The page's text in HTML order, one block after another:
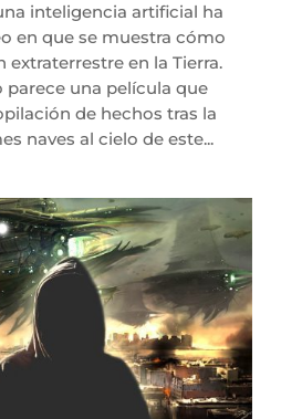
inteligencia artificial ha
en que se muestra cómo
extraterrestre en la Tierra.
parece una película que
de hechos tras la
naves al cielo de este...